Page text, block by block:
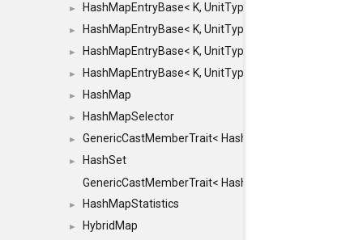
► HashMapEntryBase< K, UnitType, ENTRY_HANDLER,
► HashMapEntryBase< K, UnitType, ENTRY_HANDLER,
► HashMapEntryBase< K, UnitType, ENTRY_HANDLER,
► HashMapEntryBase< K, UnitType, ENTRY_HANDLER,
► HashMap
► HashMapSelector
► GenericCastMemberTrait< HashMap< K_TO, V_TO >,
►
HashSet
GenericCastMemberTrait< HashSet< TO >, HashSet<
► HashMapStatistics
► HybridMap